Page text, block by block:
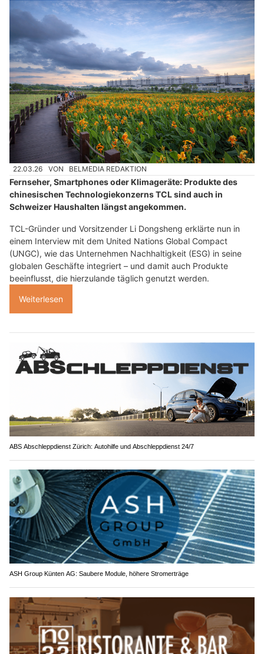
22.03.26 VON BELMEDIA REDAKTION
Fernseher, Smartphones oder Klimageräte: Produkte des
chinesischen Technologiekonzerns TCL sind auch in
Schweizer Haushalten längst angekommen.
TCL-Gründer und Vorsitzender Li Dongsheng erklärte nun in
einem Interview mit dem United Nations Global Compact
(UNGC), wie das Unternehmen Nachhaltigkeit (ESG) in seine
globalen Geschäfte integriert – und damit auch Produkte
beeinflusst, die hierzulande täglich genutzt werden.
Weiterlesen
ABS Abschleppdienst Zürich: Autohilfe und Abschleppdienst 24/7
ASH Group Künten AG: Saubere Module, höhere Stromerträge